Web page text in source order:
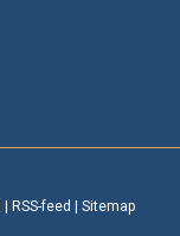
| RSS-feed | Sitemap